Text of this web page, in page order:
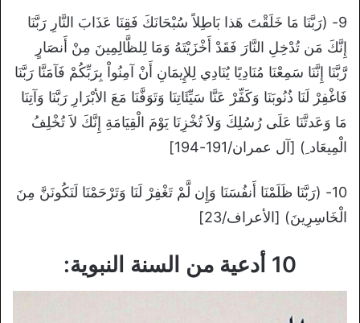
9- (رَبَّنَا مَا خَلَقْتَ هَذا بَاطِلاً سُبْحَانَكَ فَقِنَا عَذَابَ النَّارِ رَبَّنَا
إِنَّكَ مَن تُدْخِلِ النَّارَ فَقَدْ أَخْزَيْتَهُ وَمَا لِلظَّالِمِينَ مِنْ أَنصَارٍ
رَّبَّنَا إِنَّنَا سَمِعْنَا مُنَادِيًا يُنَادِي لِلإِيمَانِ أَنْ آمِنُواْ بِرَبِّكُمْ فَآمَنَّا رَبَّنَا
فَاغْفِرْ لَنَا ذُنُوبَنَا وَكَفِّرْ عَنَّا سَيِّئَاتِنَا وَتَوَفَّنَا مَعَ الأبْرَارِ رَبَّنَا وَآتِنَا
مَا وَعَدتَّنَا عَلَى رُسُلِكَ وَلاَ تُخْزِنَا يَوْمَ الْقِيَامَةِ إِنَّكَ لاَ تُخْلِفُ
الْمِيعَاد ِ) [آل عمران/191-194]
10- (رَبَّنَا ظَلَمْنَا أَنفُسَنَا وَإِن لَّمْ تَغْفِرْ لَنَا وَتَرْحَمْنَا لَنَكُونَنَّ مِنَ
الْخَاسِرِينَ) [الأعراف/23]
10 أدعية من السنة النبوية: